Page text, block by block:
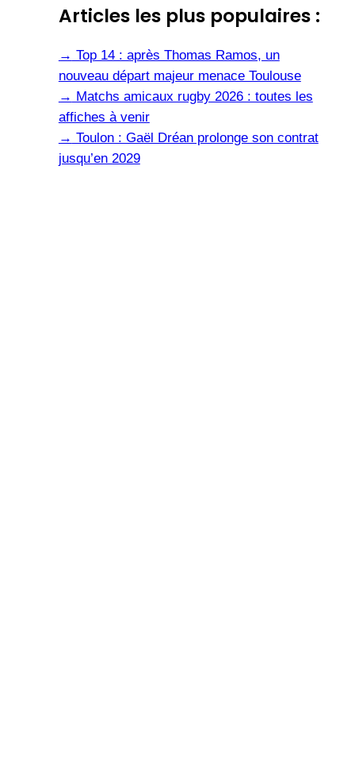
Articles les plus populaires :
→ Top 14 : après Thomas Ramos, un
nouveau départ majeur menace Toulouse
→ Matchs amicaux rugby 2026 : toutes les
affiches à venir
→ Toulon : Gaël Dréan prolonge son contrat
jusqu’en 2029